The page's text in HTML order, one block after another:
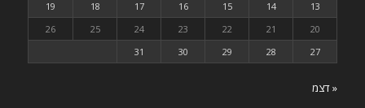
13
14
15
16
17
18
19
20
21
22
23
24
25
26
27
28
29
30
31
« דצמ